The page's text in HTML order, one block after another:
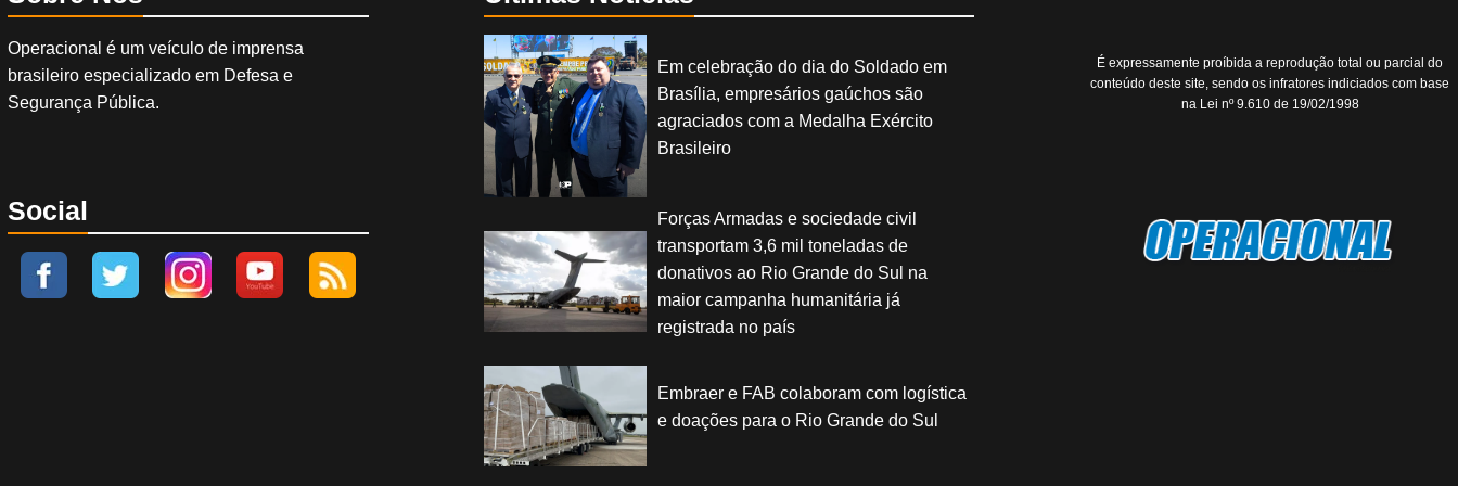
Operacional é um veículo de imprensa
brasileiro especializado em Defesa e
Segurança Pública.
Social
Em celebração do dia do Soldado em
Brasília, empresários gaúchos são
agraciados com a Medalha Exército
Brasileiro
Forças Armadas e sociedade civil
transportam 3,6 mil toneladas de
donativos ao Rio Grande do Sul na
maior campanha humanitária já
registrada no país
Embraer e FAB colaboram com logística
e doações para o Rio Grande do Sul
É expressamente proíbida a reprodução total ou parcial do
conteúdo deste site, sendo os infratores indiciados com base
na Lei nº 9.610 de 19/02/1998